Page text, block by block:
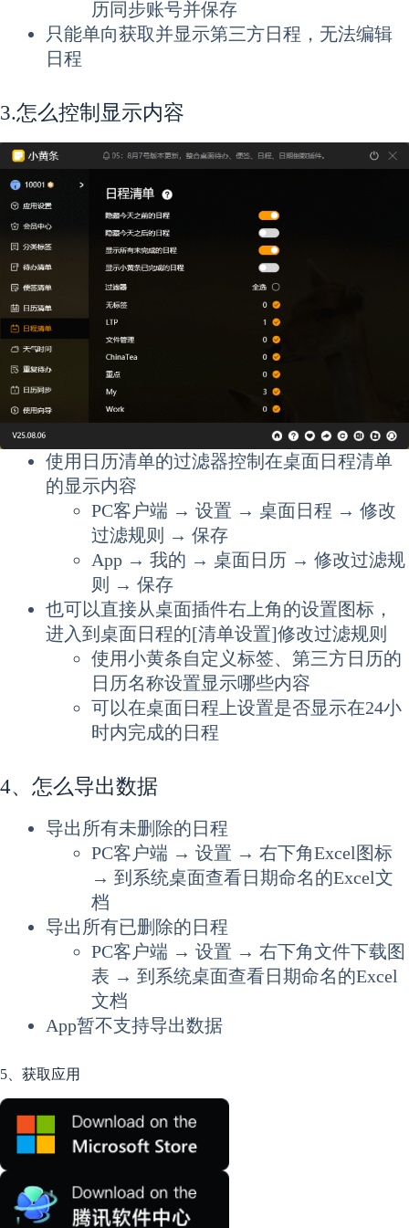
历同步账号并保存
只能单向获取并显示第三方日程，无法编辑
日程
3.怎么控制显示内容
使用日历清单的过滤器控制在桌面日程清单
的显示内容
PC客户端 → 设置 → 桌面日程 → 修改
过滤规则 → 保存
App → 我的 → 桌面日历 → 修改过滤规
则 → 保存
也可以直接从桌面插件右上角的设置图标，
进入到桌面日程的[清单设置]修改过滤规则
使用小黄条自定义标签、第三方日历的
日历名称设置显示哪些内容
可以在桌面日程上设置是否显示在24小
时内完成的日程
4、怎么导出数据
导出所有未删除的日程
PC客户端 → 设置 → 右下角Excel图标
→ 到系统桌面查看日期命名的Excel文
档
导出所有已删除的日程
PC客户端 → 设置 → 右下角文件下载图
表 → 到系统桌面查看日期命名的Excel
文档
App暂不支持导出数据
5、获取应用